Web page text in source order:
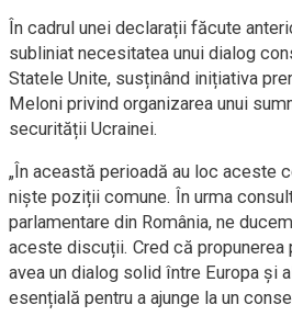
În cadrul unei declarații făcute
subliniat necesitatea unui dialog
Statele Unite, susținând inițiativa
Meloni privind organizarea unui
securității Ucrainei.
„În această perioadă au loc aceste
niște poziții comune. În urma
parlamentare din România, ne
aceste discuții. Cred că propunerea
avea un dialog solid între Europa și
esențială pentru a ajunge la un